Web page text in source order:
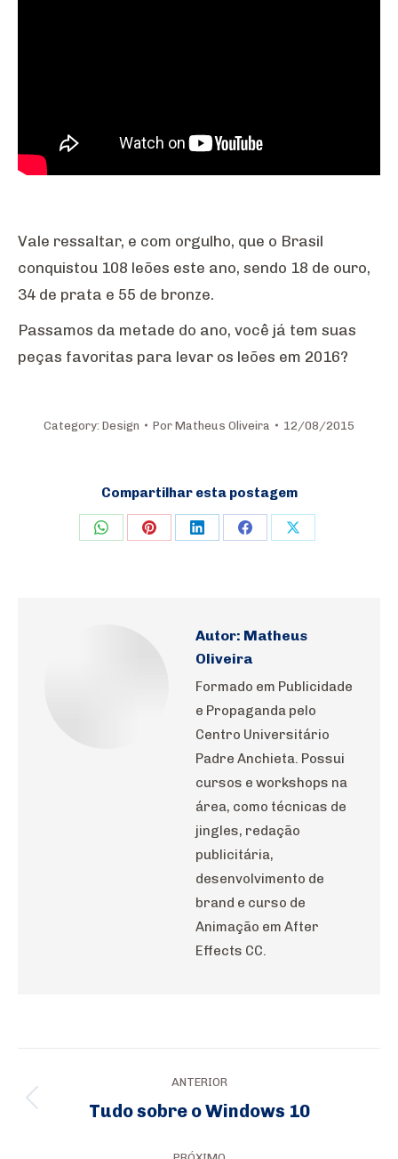
Vale ressaltar, e com orgulho, que o Brasil
conquistou 108 leões este ano, sendo 18 de ouro,
34 de prata e 55 de bronze.
Passamos da metade do ano, você já tem suas
peças favoritas para levar os leões em 2016?
Category: Design Por Matheus Oliveira 12/08/2015
Compartilhar esta postagem
Share Share Share Share Share
Autor: Matheus
Oliveira
Formado em Publicidade
e Propaganda pelo
Centro Universitário
Padre Anchieta. Possui
cursos e workshops na
área, como técnicas de
jingles, redação
publicitária,
desenvolvimento de
brand e curso de
Animação em After
Effects CC.
de
ANTERIOR
Post
Tudo sobre o Windows 10